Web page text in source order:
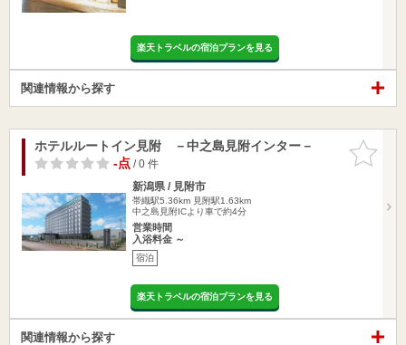
楽天トラベルの宿泊プランを見る
関連情報から探す
お気に入
りに追加
ホテルルートイン見附 －中之島見附インター－
-点/ 0 件
新潟県 / 見附市
帯織駅5.36km 見附駅1.63km
中之島見附ICより車で約4分
営業時間
入浴料金 ～
宿泊
楽天トラベルの宿泊プランを見る
関連情報から探す